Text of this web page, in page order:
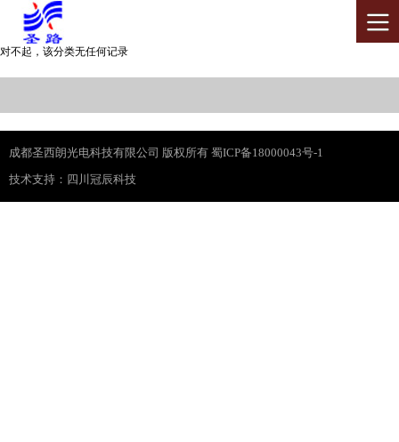
对不起，该分类无任何记录
成都圣西朗光电科技有限公司 版权所有 蜀ICP备18000043号-1
技术支持： 四川冠辰科技